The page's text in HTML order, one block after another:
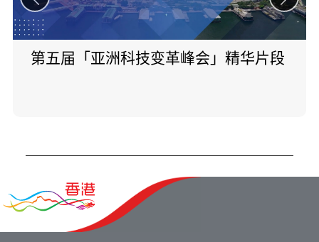
第五届「亚洲科技变革峰会」精华片段